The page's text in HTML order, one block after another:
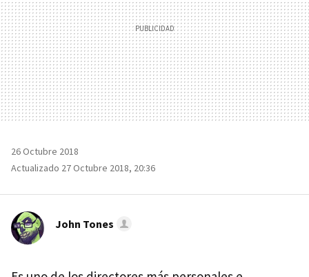
26 Octubre 2018
Actualizado 27 Octubre 2018, 20:36
John Tones